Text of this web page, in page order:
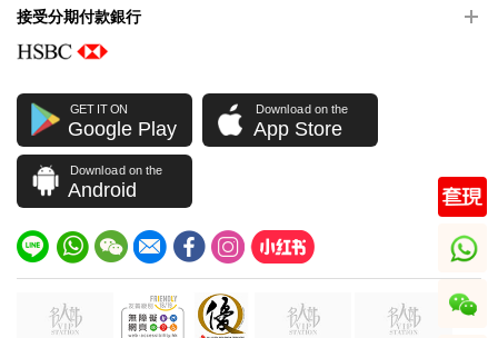
接受分期付款銀行
GET IT ON
Google Play
Download on the
App Store
Download on the
Android
whatsapp